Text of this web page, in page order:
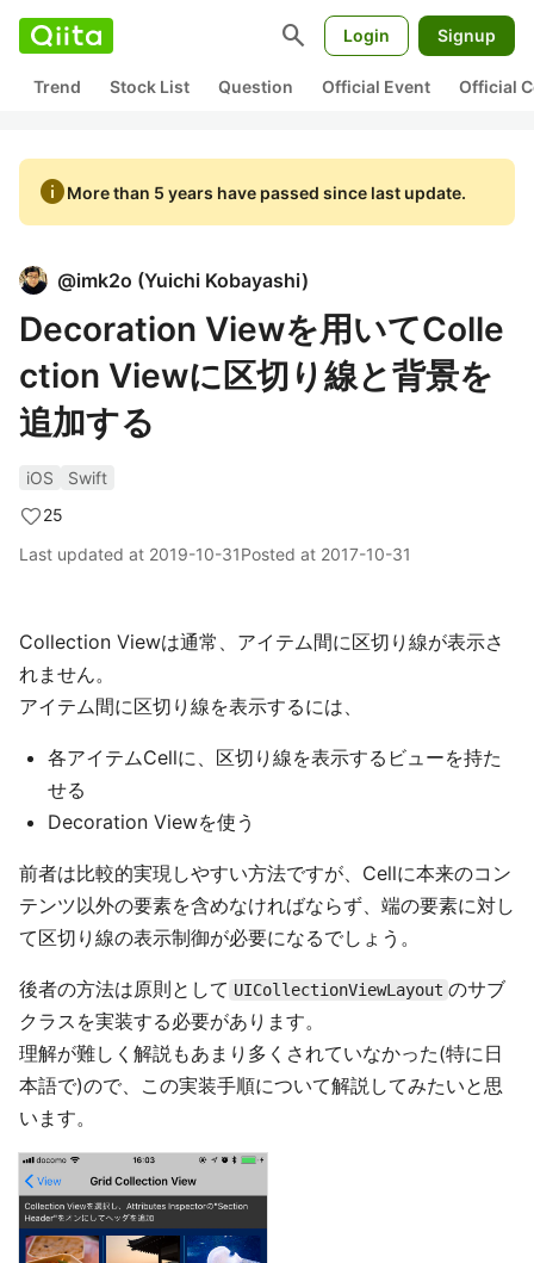
search Login Signup
Trend Stock List Question Official Event Official
infoMore than 5 years have passed since last update.
@imk2o (Yuichi Kobayashi)
Decoration Viewを用いてColle
ction Viewに区切り線と背景を
追加する
iOS
Swift
25
Last updated at 2019-10-31Posted at 2017-10-31
Collection Viewは通常、アイテム間に区切り線が表示さ
れません。
アイテム間に区切り線を表示するには、
各アイテムCellに、区切り線を表示するビューを持た
せる
Decoration Viewを使う
前者は比較的実現しやすい方法ですが、Cellに本来のコン
テンツ以外の要素を含めなければならず、端の要素に対し
て区切り線の表示制御が必要になるでしょう。
後者の方法は原則として UICollectionViewLayout のサブ
クラスを実装する必要があります。
理解が難しく解説もあまり多くされていなかった(特に日
本語で)ので、この実装手順について解説してみたいと思
います。